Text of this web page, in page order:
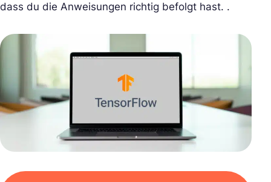
dass du die Anweisungen richtig befolgt hast. .